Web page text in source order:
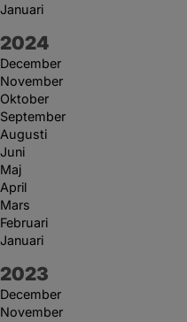
Januari
År:
2024
December
November
Oktober
September
Augusti
Juni
Maj
April
Mars
Februari
Januari
År:
2023
December
November